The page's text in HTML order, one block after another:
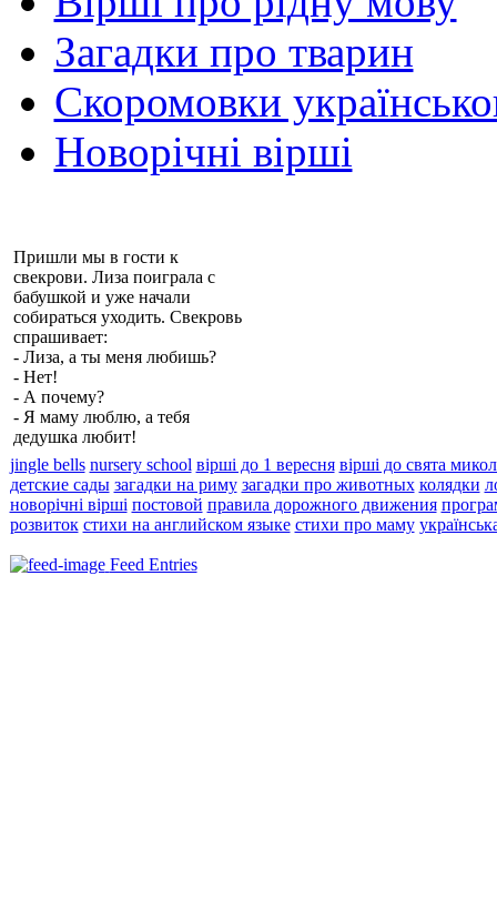
Загадки про тварин
Скоромовки
Новорічні вірші
Пришли мы в гости к
свекрови. Лиза поиграла с
бабушкой и уже начали
собираться уходить. Свекровь
спрашивает:
- Лиза, а ты меня любишь?
- Нет!
- А почему?
- Я маму люблю, а тебя
дедушка любит!
jingle bells nursery school вірші до 1 вересня вірші до свята
детские сады загадки на риму загадки про животных колядки
новорічні вірші постовой правила дорожного движения
розвиток стихи на английском языке стихи про маму
Feed Entries